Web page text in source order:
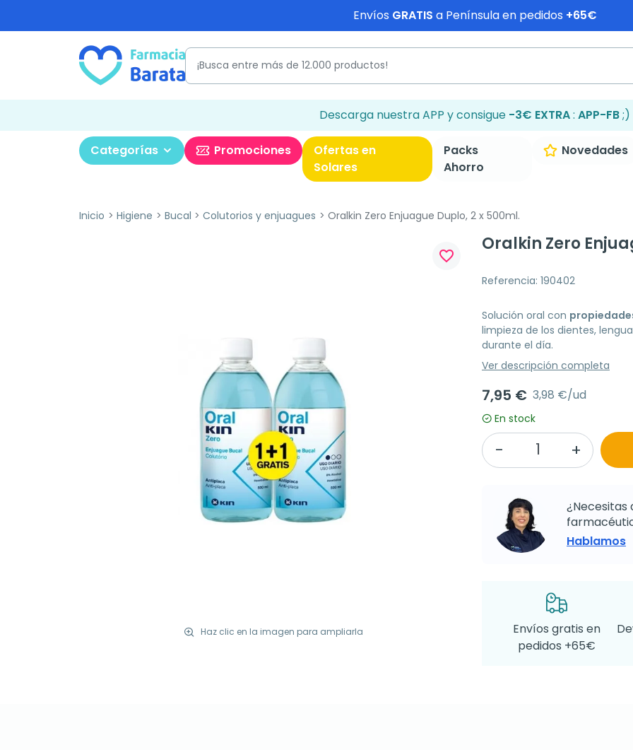
Envíos GRATIS a Península en pedidos +65€
Descarga nuestra APP y consigue -3€ EXTRA: APP-FB;)
Categorías Promociones
Ofertas en
Solares
Packs
Ahorro
Novedades
Inicio Higiene Bucal Colutorios y enjuagues Oralkin Zero Enjuague Duplo, 2 x 500ml.
Haz clic en la imagen para ampliarla
favorite_border
Oralkin Zero
Referencia: 190402
Solución oral con
limpieza de los dientes,
durante el día.
Ver descripción completa
7,95 € 3,98 €/ud
En stock
¿Necesitas
Hablamos
Envíos gratis en
pedidos +65€